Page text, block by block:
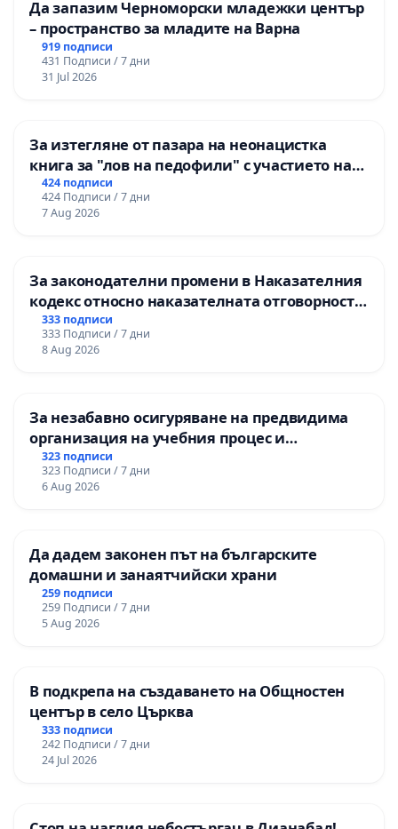
Да запазим Черноморски младежки център
– пространство за младите на Варна
919 подписи
431 Подписи / 7 дни
31 Jul 2026
За изтегляне от пазара на неонацистка
книга за "лов на педофили" с участието на
деца
424 подписи
424 Подписи / 7 дни
7 Aug 2026
За законодателни промени в Наказателния
кодекс относно наказателната отговорност
на непълнолетните при особено тежки
умишлени престъпления
333 подписи
333 Подписи / 7 дни
8 Aug 2026
За незабавно осигуряване на предвидима
организация на учебния процес и
гарантиране на правото на равнопоставено
и качествено образование на учениците от
ОУ „Княз Александър I“ и Хуманитарна
323 подписи
323 Подписи / 7 дни
6 Aug 2026
Да дадем законен път на българските
домашни и занаятчийски храни
259 подписи
259 Подписи / 7 дни
5 Aug 2026
В подкрепа на създаването на Общностен
център в село Църква
333 подписи
242 Подписи / 7 дни
24 Jul 2026